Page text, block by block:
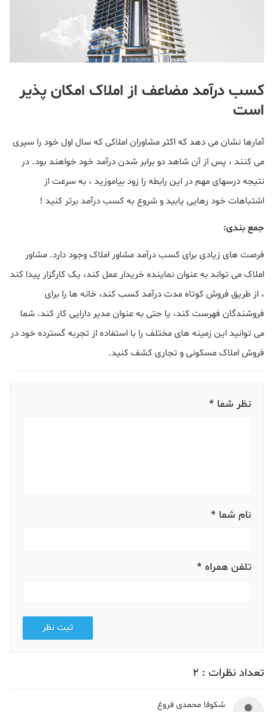
کسب درآمد مضاعف از املاک امکان پذیر
است
آمارها نشان می دهد که اکثر مشاوران املاکی که سال اول خود را سپری
می کنند ، پس از آن شاهد دو برابر شدن درآمد خود خواهند بود. در
نتیجه درسهای مهم در این رابطه را زود بیاموزید ، به سرعت از
اشتباهات خود رهایی یابید و شروع به کسب درآمد برتر کنید !
جمع بندی:
فرصت های زیادی برای کسب درآمد مشاور املاک وجود دارد. مشاور
املاک می تواند به عنوان نماینده خریدار عمل کند، یک کارگزار پیدا کند
، از طریق فروش کوتاه مدت درآمد کسب کند، خانه ها را برای
فروشندگان فهرست کند، یا حتی به عنوان مدیر دارایی کار کند. شما
می توانید این زمینه های مختلف را با استفاده از تجربه گسترده خود در
فروش املاک مسکونی و تجاری کشف کنید.
نظر شما *
نام شما *
تلفن همراه *
ثبت نظر
تعداد نظرات : 2
شکوفا محمدی فروغ